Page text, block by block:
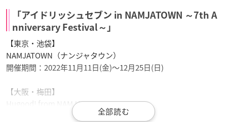
「アイドリッシュセブン in NAMJATOWN ～7th A
nniversary Festival～」
【東京・池袋】
NAMJATOWN（ナンジャタウン）
開催期間：2022年11月11日(金)～12月25日(日)
【大阪・梅田】
Hugood! from NAMJATOWN
開催期間：2022年12月30日(金)～2023年1月22日(日)